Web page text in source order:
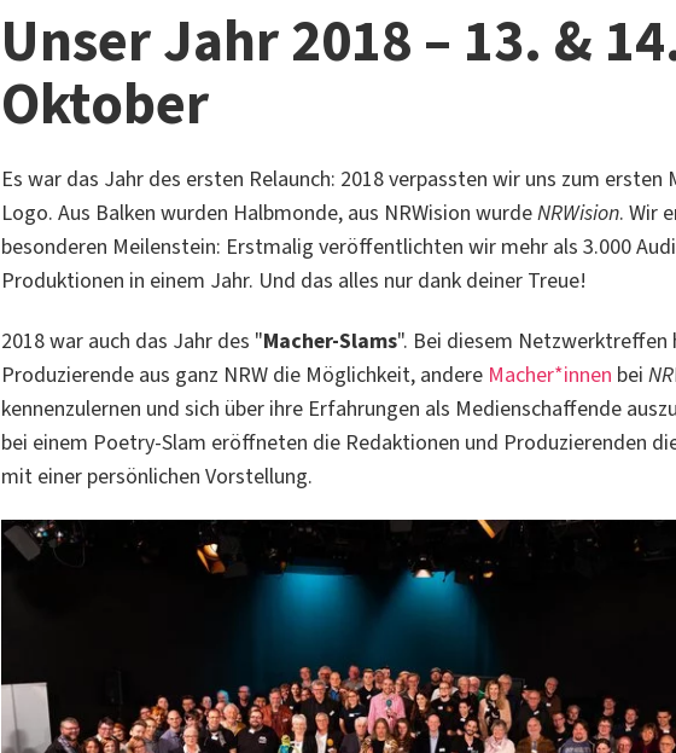
Unser Jahr 2018 – 13. &
Oktober
Es war das Jahr des ersten Relaunch: 2018 verpassten wir uns zum ersten
Logo. Aus Balken wurden Halbmonde, aus NRWision wurdeNRWision. Wir
besonderen Meilenstein: Erstmalig veröffentlichten wir mehr als 3.000
Produktionen in einem Jahr. Und das alles nur dank deiner Treue!
2018 war auch das Jahr des "Macher-Slams". Bei diesem Netzwerktreffen
Produzierende aus ganz NRW die Möglichkeit, andere Macher*innen bei
kennenzulernen und sich über ihre Erfahrungen als Medienschaffende
bei einem Poetry-Slam eröffneten die Redaktionen und Produzierenden
mit einer persönlichen Vorstellung.